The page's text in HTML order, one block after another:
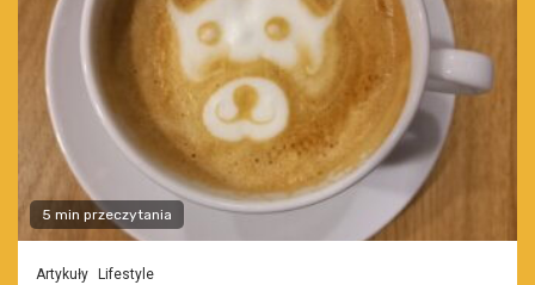
5 min przeczytania
Artykuły Lifestyle